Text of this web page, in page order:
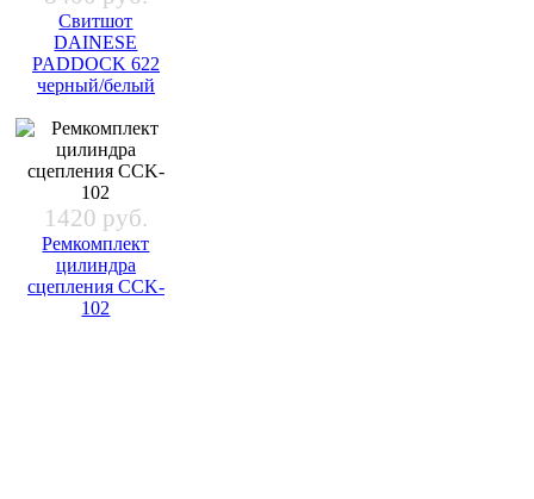
Свитшот
DAINESE
PADDOCK 622
черный/белый
1420 руб.
Ремкомплект
цилиндра
сцепления CCK-
102